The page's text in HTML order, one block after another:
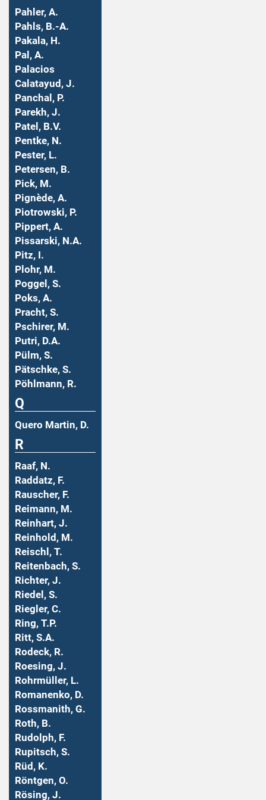
Pahler, A.
Pahls, B.-A.
Pakala, H.
Pal, A.
Palacios
Calatayud, J.
Panchal, P.
Parekh, J.
Patel, B.V.
Pentke, N.
Pester, L.
Petersen, B.
Pick, M.
Pignède, A.
Piotrowski, P.
Pippert, A.
Pissarski, N.A.
Pitz, I.
Plohr, M.
Poggel, S.
Poks, A.
Pracht, S.
Pschirer, M.
Putri, D.A.
Pülm, S.
Pätschke, S.
Pöhlmann, R.
Q
Quero Martin, D.
R
Raaf, N.
Raddatz, F.
Rauscher, F.
Reimann, M.
Reinhart, J.
Reinhold, M.
Reischl, T.
Reitenbach, S.
Richter, J.
Riedel, S.
Riegler, C.
Ring, T.P.
Ritt, S.A.
Rodeck, R.
Roesing, J.
Rohrmüller, L.
Romanenko, D.
Rossmanith, G.
Roth, B.
Rudolph, F.
Rupitsch, S.
Rüd, K.
Röntgen, O.
Rösing, J.